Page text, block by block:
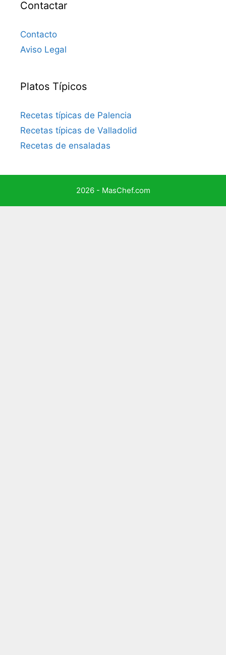
Contactar
Contacto
Aviso Legal
Platos Típicos
Recetas típicas de Palencia
Recetas típicas de Valladolid
Recetas de ensaladas
2026 - MasChef.com